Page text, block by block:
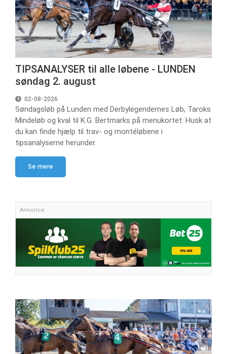
TIPSANALYSER til alle løbene - LUNDEN
søndag 2. august
02-08-2026
Søndagsløb på Lunden med Derbylegendernes Løb, Taroks
Mindeløb og kval til K.G. Bertmarks på menukortet. Husk at
du kan finde hjælp til trav- og montéløbene i
tipsanalyserne herunder.
Se mere
Annonce: